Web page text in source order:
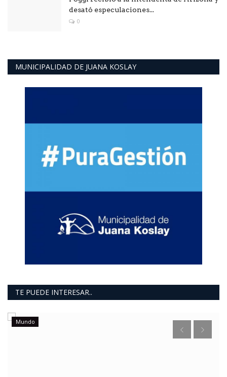
desató especulaciones...
0
MUNICIPALIDAD DE JUANA KOSLAY
TE PUEDE INTERESAR..
Mundo